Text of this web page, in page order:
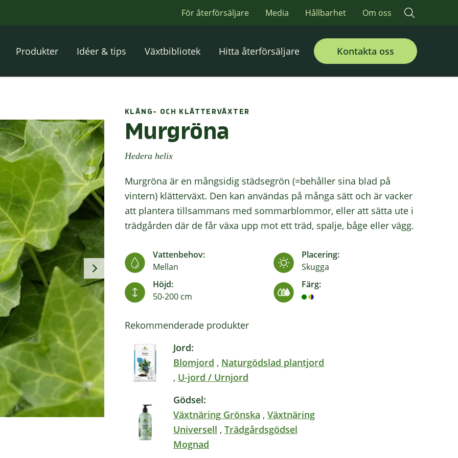
För återförsäljare Media Hållbarhet Om oss
Produkter Idéer & tips Växtbibliotek Hitta återförsäljare Kontakta oss
KLÄNG- OCH KLÄTTERVÄXTER
Murgröna
Hedera helix
Murgröna är en mångsidig städsegrön (=behåller sina blad på
vintern) klätterväxt. Den kan användas på många sätt och är vacker
att plantera tillsammans med sommarblommor, eller att sätta ute i
trädgården där de får växa upp mot ett träd, spalje, båge eller vägg.
Vattenbehov:
Mellan
Placering:
Skugga
Höjd:
50-200 cm
Färg:
Rekommenderade produkter
Jord:
Blomjord , Naturgödslad plantjord
, U-jord / Urnjord
Gödsel:
Växtnäring Grönska , Växtnäring
Universell , Trädgårdsgödsel
Mognad